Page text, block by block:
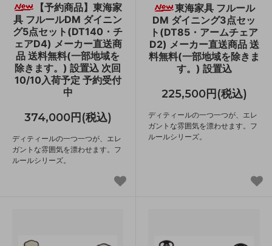
【予約商品】東海家
具 フルールDM ダイニン
グ5点セット(DT140・チ
ェアD4) メーカー直送商
品 送料無料(一部地域を
除きます。) 設置込 次回
10/10入荷予定 予約受付
中
374,000円(税込)
ディティールの一つ一つが、エレ
ガントな雰囲気を漂わせます。フ
ルールシリーズ。
東海家具 フルール
DM ダイニング3点セッ
ト(DT85・アームチェア
D2) メーカー直送商品 送
料無料(一部地域を除きま
す。) 設置込
225,500円(税込)
ディティールの一つ一つが、エレ
ガントな雰囲気を漂わせます。フ
ルールシリーズ。